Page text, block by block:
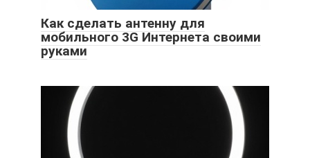
Как сделать антенну для
мобильного 3G Интернета своими
руками